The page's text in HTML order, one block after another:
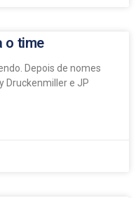
o time
Depois de nomes
Druckenmiller e JP